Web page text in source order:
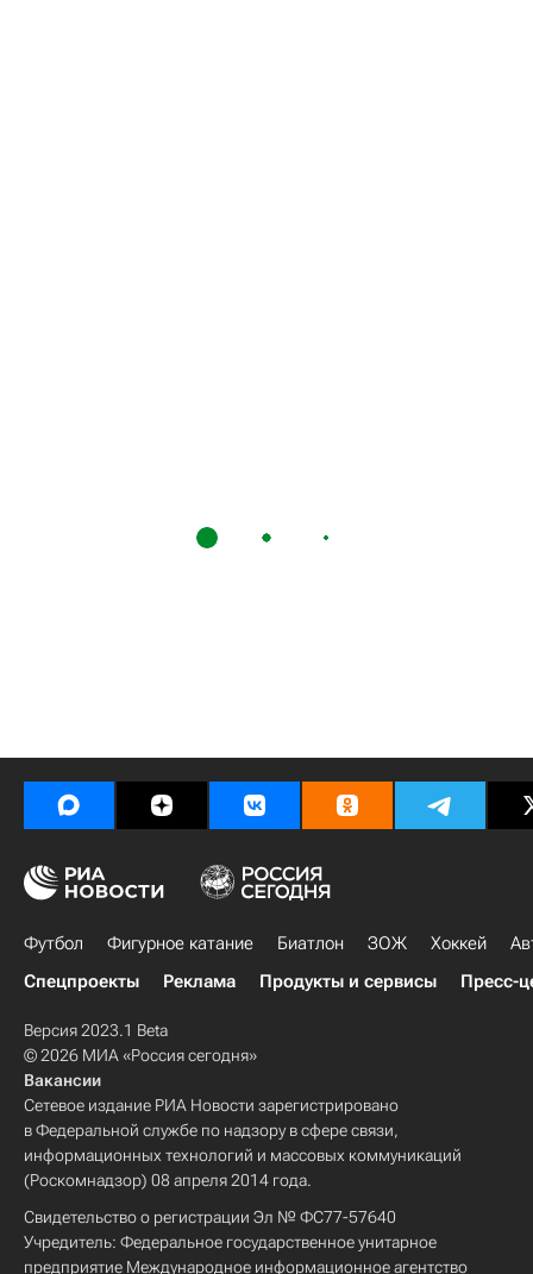
Футбол Фигурное катание Биатлон ЗОЖ Хоккей
Спецпроекты
Реклама Продукты и сервисы Пресс-
Версия 2023.1 Beta
© 2026 МИА «Россия сегодня»
Вакансии
Сетевое издание РИА Новости зарегистрировано
в Федеральной службе по надзору в сфере связи,
информационных технологий и массовых коммуникаций
(Роскомнадзор) 08 апреля 2014 года.
Свидетельство о регистрации Эл № ФС77-57640
Учредитель: Федеральное государственное унитарное
предприятие Международное информационное агентство